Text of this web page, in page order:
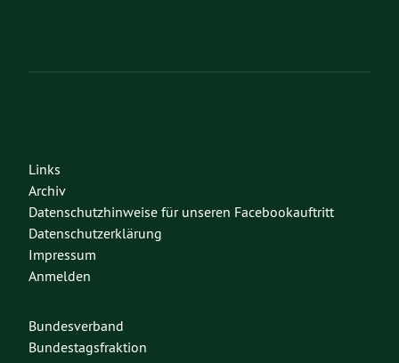
Links
Archiv
Datenschutzhinweise für unseren Facebookauftritt
Datenschutzerklärung
Impressum
Anmelden
Bundesverband
Bundestagsfraktion